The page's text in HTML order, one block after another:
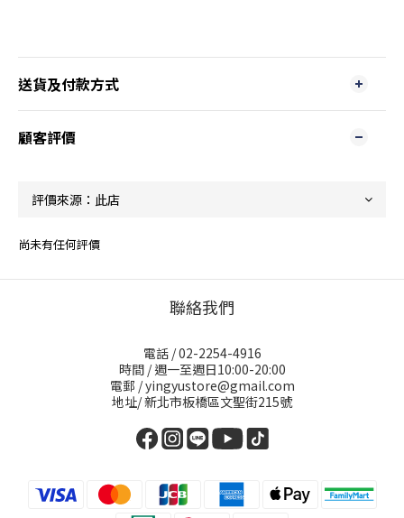
送貨及付款方式
顧客評價
尚未有任何評價
聯絡我們
電話 / 02-2254-4916
時間 / 週一至週日10:00-20:00
電郵 / yingyustore@gmail.com
地址/ 新北市板橋區文聖街215號